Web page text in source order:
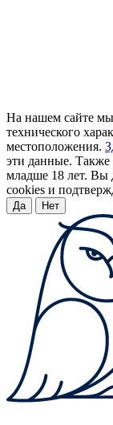
На нашем сайте
технического
местоположения.
эти данные. Также
младше 18 лет. Вы
cookies и
Да Нет